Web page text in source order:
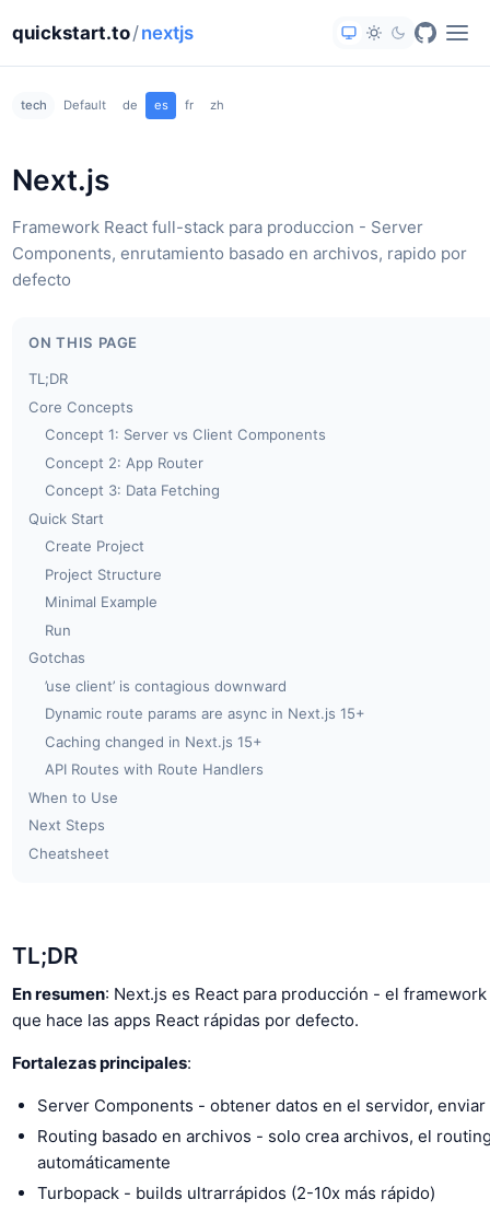
quickstart.to/nextjs
tech Default de es fr zh
Next.js
Framework React full-stack para produccion - Server
Components, enrutamiento basado en archivos, rapido por
defecto
ON THIS PAGE
TL;DR
Core Concepts
Concept 1: Server vs Client Components
Concept 2: App Router
Concept 3: Data Fetching
Quick Start
Create Project
Project Structure
Minimal Example
Run
Gotchas
’use client’ is contagious downward
Dynamic route params are async in Next.js 15+
Caching changed in Next.js 15+
API Routes with Route Handlers
When to Use
Next Steps
Cheatsheet
TL;DR
En resumen: Next.js es React para producción - el
que hace las apps React rápidas por defecto.
Fortalezas principales:
Server Components - obtener datos en el servidor, enviar
Routing basado en archivos - solo crea archivos, el
automáticamente
Turbopack - builds ultrarrápidos (2-10x más rápido)